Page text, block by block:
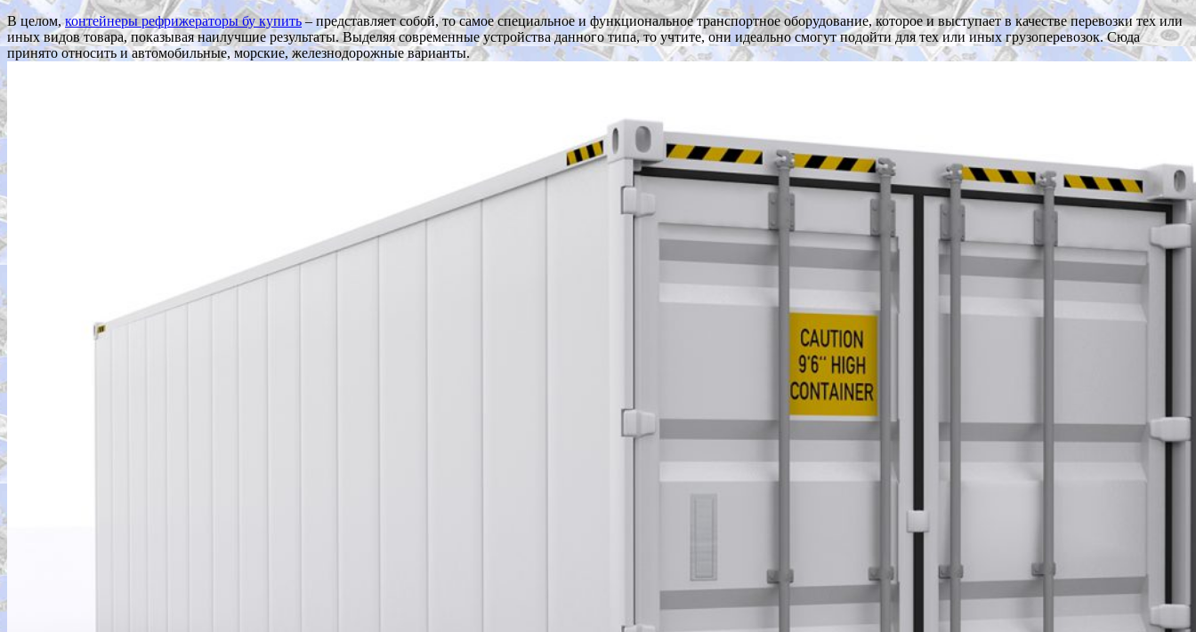
В целом,контейнеры рефрижераторы бу купить– представляет собой, то самое специальное и функциональное транспортное оборудование, которое и выступает в качестве перевозки тех или
иных видов товара, показывая наилучшие результаты. Выделяя современные устройства данного типа, то учтите, они идеально смогут подойти для тех или иных грузоперевозок. Сюда
принято относить и автомобильные, морские, железнодорожные варианты.